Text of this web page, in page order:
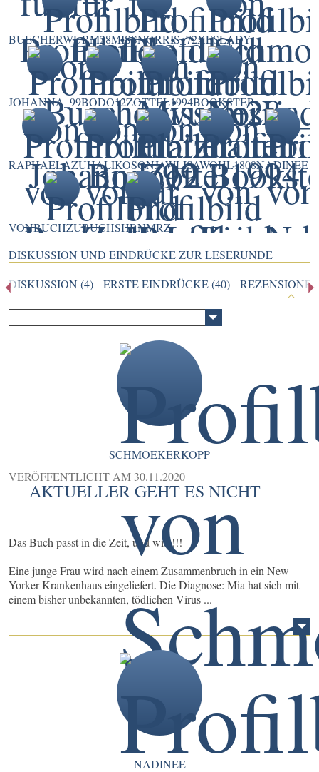
BUECHERWURM28MISSNORRIS_72XESLADY
JOHANNA_99BODO12ZOTTEL1994BOOKSTER
RAPHAELAZUHALIKOSONJAWLISAWOHL1808NADINEE
VONBUCHZUBUCHSHRNMRZ
DISKUSSION UND EINDRÜCKE ZUR LESERUNDE
DISKUSSION (4)
ERSTE EINDRÜCKE (40)
SCHMOEKERKOPP
VERÖFFENTLICHT AM 30.11.2020
AKTUELLER GEHT ES NICHT
Das Buch passt in die Zeit, und wie !!!
Eine junge Frau wird nach einem Zusammenbruch in ein New
Yorker Krankenhaus eingeliefert. Die Diagnose: Mia hat sich mit
einem bisher unbekannten, tödlichen Virus ...
NADINEE